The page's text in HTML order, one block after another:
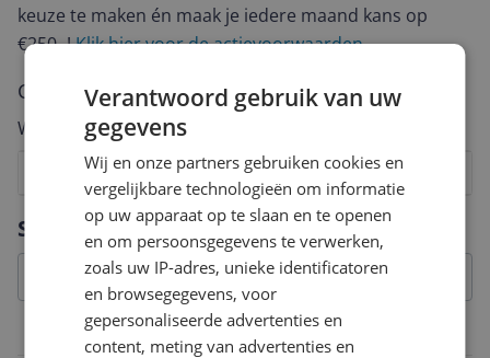
Specificaties
Overige kenmerken
keuze te maken én maak je iedere maand kans op
€250,-!Klik hier voor de actievoorwaarden.
Cijfer
Welk cijfer geef jij dit product?
9
8
7
6
5
4
3
2
Vraag 1 van 4
Verantwoord gebruik van uw
gegevens
Wij en onze partners gebruiken cookies en
vergelijkbare technologieën om informatie
op uw apparaat op te slaan en te openen
en om persoonsgegevens te verwerken,
zoals uw IP-adres, unieke identificatoren
en browsegegevens, voor
gepersonaliseerde advertenties en
content, meting van advertenties en